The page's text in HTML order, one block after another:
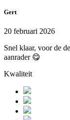
Gert
20 februari 2026
Snel klaar, voor de
aanrader 😋
Kwaliteit